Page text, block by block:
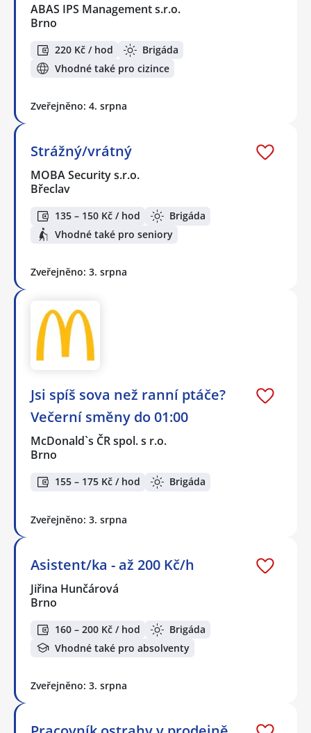
ABAS IPS Management s.r.o.
Brno
220 Kč / hod
Brigáda
Vhodné také pro cizince
Zveřejněno: 4. srpna
Strážný/vrátný
MOBA Security s.r.o.
Břeclav
135 – 150 Kč / hod
Brigáda
Vhodné také pro seniory
Zveřejněno: 3. srpna
Jsi spíš sova než ranní ptáče?
Večerní směny do 01:00
McDonald`s ČR spol. s r.o.
Brno
155 – 175 Kč / hod Brigáda
Zveřejněno: 3. srpna
Asistent/ka - až 200 Kč/h
Jiřina Hunčárová
Brno
160 – 200 Kč / hod
Brigáda
Vhodné také pro absolventy
Zveřejněno: 3. srpna